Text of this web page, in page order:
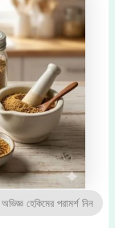
ব্যবহার ও
অভিজ্ঞ হেকিমের পরামর্শ নিন